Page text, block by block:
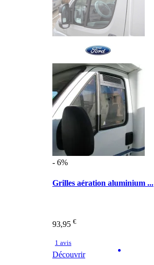
- 6%
Grilles aération aluminium ...
93,95 €
1 avis
Découvrir